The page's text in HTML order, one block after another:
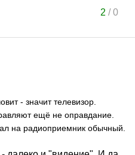
2 /0
- значит телевизор.
ещё не оправдание.
на радиоприемник обычный.